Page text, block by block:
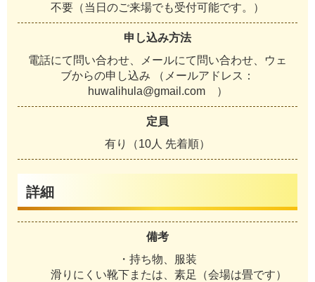
不要（当日のご来場でも受付可能です。）
申し込み方法
電話にて問い合わせ、メールにて問い合わせ、ウェ
ブからの申し込み （メールアドレス：
huwalihula@gmail.com ）
定員
有り（10人 先着順）
詳細
備考
・持ち物、服装
滑りにくい靴下または、素足（会場は畳です）